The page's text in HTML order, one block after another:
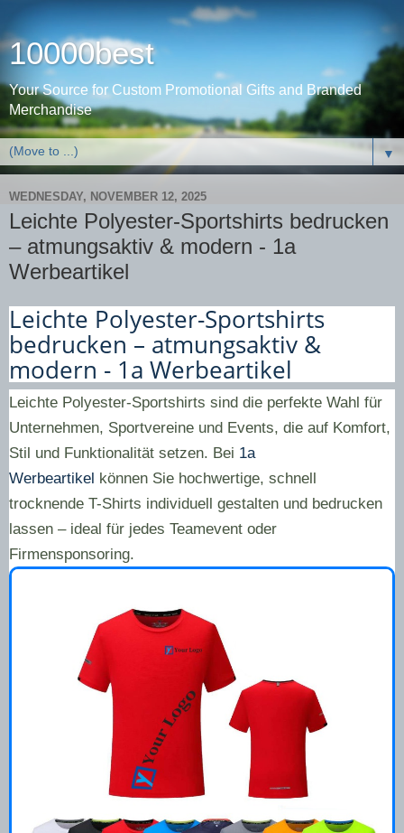
10000best
Your Source for Custom Promotional Gifts and Branded
Merchandise
▼
WEDNESDAY, NOVEMBER 12, 2025
Leichte Polyester-Sportshirts bedrucken
– atmungsaktiv & modern - 1a
Werbeartikel
Leichte Polyester-Sportshirts
bedrucken – atmungsaktiv &
modern - 1a Werbeartikel
Leichte Polyester-Sportshirts sind die perfekte Wahl für
Unternehmen, Sportvereine und Events, die auf Komfort,
Stil und Funktionalität setzen. Bei 1a
Werbeartikel können Sie hochwertige, schnell
trocknende T-Shirts individuell gestalten und bedrucken
lassen – ideal für jedes Teamevent oder
Firmensponsoring.